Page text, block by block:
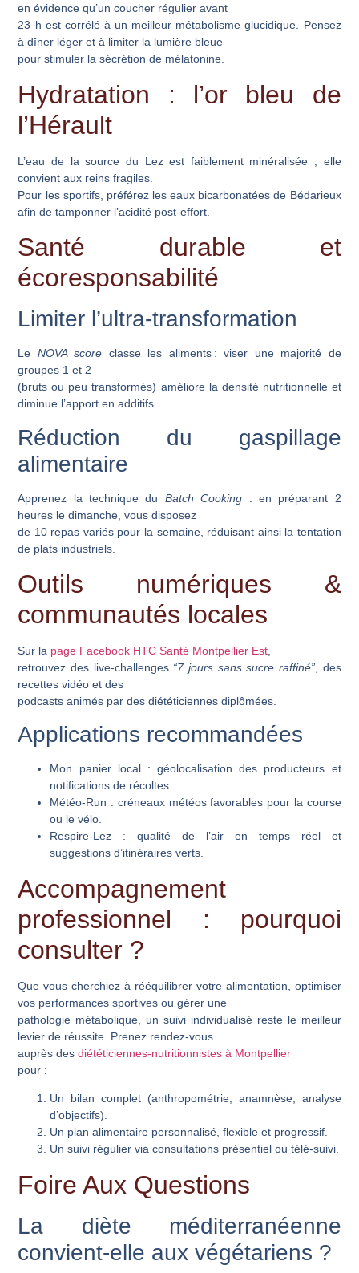
en évidence qu’un coucher régulier avant
23 h est corrélé à un meilleur métabolisme glucidique. Pensez
à dîner léger et à limiter la lumière bleue
pour stimuler la sécrétion de mélatonine.
Hydratation : l’or bleu de
l’Hérault
L’eau de la source du Lez est faiblement minéralisée ; elle
convient aux reins fragiles.
Pour les sportifs, préférez les eaux bicarbonatées de Bédarieux
afin de tamponner l’acidité post-effort.
Santé durable et
écoresponsabilité
Limiter l’ultra-transformation
Le NOVA score classe les aliments : viser une majorité de
groupes 1 et 2
(bruts ou peu transformés) améliore la densité nutritionnelle et
diminue l’apport en additifs.
Réduction du gaspillage
alimentaire
Apprenez la technique du Batch Cooking : en préparant 2
heures le dimanche, vous disposez
de 10 repas variés pour la semaine, réduisant ainsi la tentation
de plats industriels.
Outils numériques &
communautés locales
Sur la page Facebook HTC Santé Montpellier Est
retrouvez des live-challenges “7 jours sans sucre raffiné”, des
recettes vidéo et des
podcasts animés par des diététiciennes diplômées.
Applications recommandées
Mon panier local: géolocalisation des producteurs et
notifications de récoltes.
Météo-Run : créneaux météos favorables pour la course
ou le vélo.
Respire-Lez : qualité de l’air en temps réel et
suggestions d’itinéraires verts.
Accompagnement
professionnel : pourquoi
consulter ?
Que vous cherchiez à rééquilibrer votre alimentation, optimiser
vos performances sportives ou gérer une
pathologie métabolique, un suivi individualisé reste le meilleur
levier de réussite. Prenez rendez-vous
auprès desdiététiciennes-nutritionnistes à Montpellier
pour :
Un bilan complet (anthropométrie, anamnèse, analyse
d’objectifs).
Un plan alimentaire personnalisé, flexible et progressif.
Un suivi régulier via consultations présentiel ou télé-suivi.
Foire Aux Questions
La diète méditerranéenne
convient-elle aux végétariens ?